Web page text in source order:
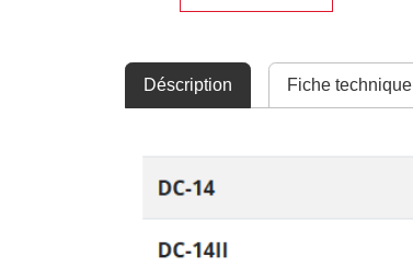
Déscription Fiche technique